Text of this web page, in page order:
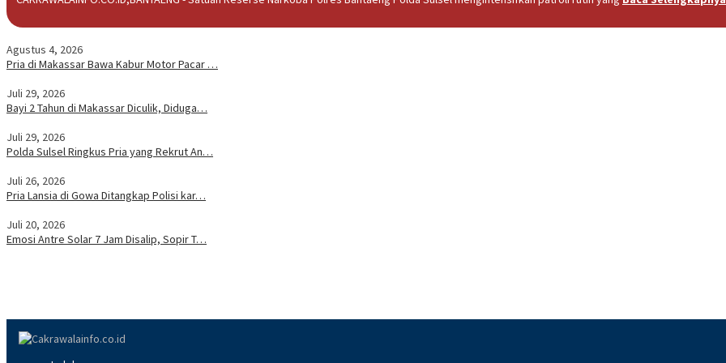
Agustus 4, 2026
Pria di Makassar Bawa Kabur Motor Pacar …
Juli 29, 2026
Bayi 2 Tahun di Makassar Diculik, Diduga…
Juli 29, 2026
Polda Sulsel Ringkus Pria yang Rekrut An…
Juli 26, 2026
Pria Lansia di Gowa Ditangkap Polisi kar…
Juli 20, 2026
Emosi Antre Solar 7 Jam Disalip, Sopir T…